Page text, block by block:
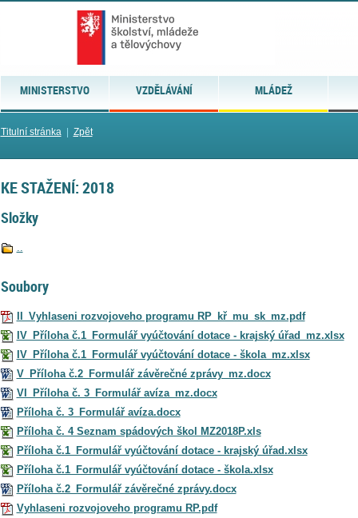
MINISTERSTVO VZDĚLÁVÁNÍ MLÁDEŽ
Titulní stránka| Zpět
KE STAŽENÍ: 2018
Složky
..
Soubory
II_Vyhlaseni rozvojoveho programu RP_kř_mu_sk_mz.pdf
IV_Příloha č.1_Formulář vyúčtování dotace - krajský úřad_mz.xlsx
IV_Příloha č.1_Formulář vyúčtování dotace - škola_mz.xlsx
V_Příloha č.2_Formulář závěrečné zprávy_mz.docx
VI_Příloha č. 3_Formulář avíza_mz.docx
Příloha č. 3_Formulář avíza.docx
Příloha č. 4 Seznam spádových škol MZ2018P.xls
Příloha č.1_Formulář vyúčtování dotace - krajský úřad.xlsx
Příloha č.1_Formulář vyúčtování dotace - škola.xlsx
Příloha č.2_Formulář závěrečné zprávy.docx
Vyhlaseni rozvojoveho programu RP.pdf